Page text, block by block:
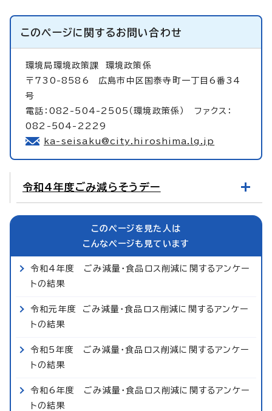
このページに関するお問い合わせ
環境局環境政策課 環境政策係
〒730-8586 広島市中区国泰寺町一丁目6番34
号
電話：082-504-2505（環境政策係） ファクス：
082-504-2229
ka-seisaku@city.hiroshima.lg.jp
令和4年度ごみ減らそうデー
このページを見た人は
こんなページも見ています
令和4年度 ごみ減量・食品ロス削減に関するアンケー
トの結果
令和元年度 ごみ減量・食品ロス削減に関するアンケー
トの結果
令和5年度 ごみ減量・食品ロス削減に関するアンケー
トの結果
令和6年度 ごみ減量・食品ロス削減に関するアンケー
トの結果